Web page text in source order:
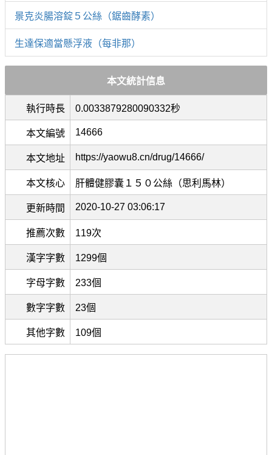
景克炎腸溶錠５公絲（鋸齒酵素）
生達保適當懸浮液（每非那）
本文統計信息
執行時長 0.0033879280090332秒
本文編號 14666
本文地址 https://yaowu8.cn/drug/14666/
本文核心 肝體健膠囊１５０公絲（思利馬林）
更新時間 2020-10-27 03:06:17
推薦次數 119次
漢字字數 1299個
字母字數 233個
數字字數 23個
其他字數 109個